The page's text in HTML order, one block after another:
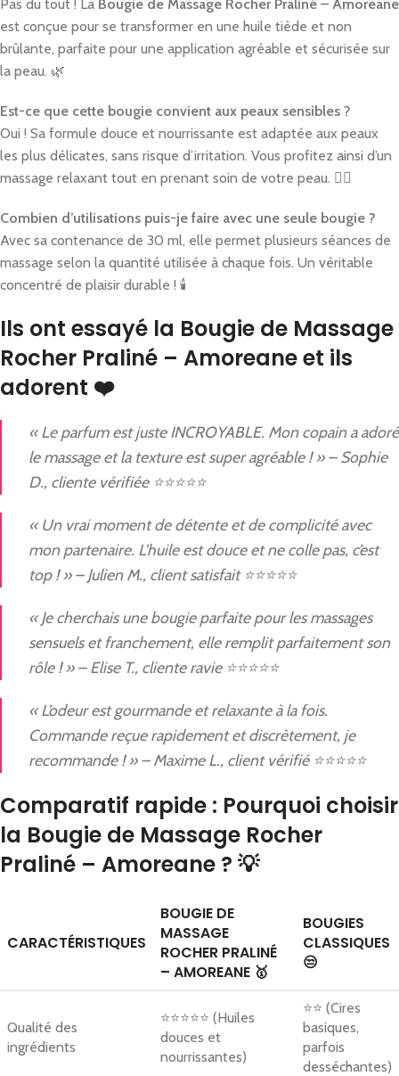
Pas du tout ! La Bougie de Massage Rocher Praliné – Amoreane
est conçue pour se transformer en une huile tiède et non
brûlante, parfaite pour une application agréable et sécurisée sur
la peau. 🌿
Est-ce que cette bougie convient aux peaux sensibles ?
Oui ! Sa formule douce et nourrissante est adaptée aux peaux
les plus délicates, sans risque d’irritation. Vous profitez ainsi d’un
massage relaxant tout en prenant soin de votre peau. 💆‍♀️
Combien d’utilisations puis-je faire avec une seule bougie ?
Avec sa contenance de 30 ml, elle permet plusieurs séances de
massage selon la quantité utilisée à chaque fois. Un véritable
concentré de plaisir durable ! 🕯
Ils ont essayé la Bougie de Massage
Rocher Praliné – Amoreane et ils
adorent ❤️
« Le parfum est juste INCROYABLE. Mon copain a adoré
le massage et la texture est super agréable ! » – Sophie
D., cliente vérifiée ⭐⭐⭐⭐⭐
« Un vrai moment de détente et de complicité avec
mon partenaire. L’huile est douce et ne colle pas, c’est
top ! » – Julien M., client satisfait ⭐⭐⭐⭐⭐
« Je cherchais une bougie parfaite pour les massages
sensuels et franchement, elle remplit parfaitement son
rôle ! » – Elise T., cliente ravie ⭐⭐⭐⭐⭐
« L’odeur est gourmande et relaxante à la fois.
Commande reçue rapidement et discrètement, je
recommande ! » – Maxime L., client vérifié ⭐⭐⭐⭐⭐
Comparatif rapide : Pourquoi choisir
la Bougie de Massage Rocher
Praliné – Amoreane ? 💡
CARACTÉRISTIQUES
BOUGIE DE
MASSAGE
ROCHER PRALINÉ
– AMOREANE 🥇
BOUGIES
CLASSIQUES
😒
Qualité des
ingrédients
⭐⭐⭐⭐⭐ (Huiles
douces et
nourrissantes)
⭐⭐ (Cires
basiques,
parfois
desséchantes)